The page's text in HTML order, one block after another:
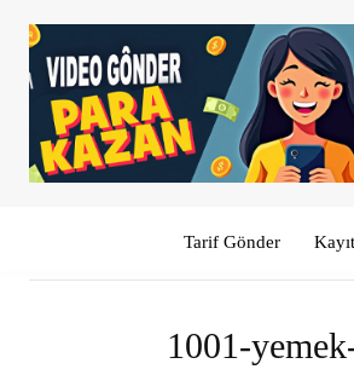
Tarif Gönder Kayıt
1001-